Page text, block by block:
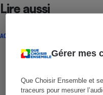
Gérer mes
Que Choisir Ensemble et
traceurs pour mesurer
Lire aussi
ACTUALITÉ